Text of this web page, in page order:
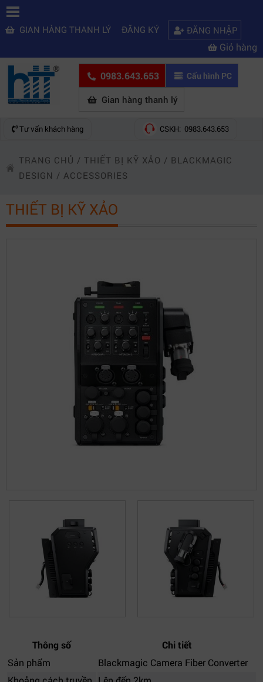
GIAN HÀNG THANH LÝ ĐĂNG KÝ ĐĂNG NHẬP
Giỏ hàng
0983.643.653 Cấu hình PC
Gian hàng thanh lý
Tư vấn khách hàng CSKH: 0983.643.653
TRANG CHỦ / THIẾT BỊ KỸ XẢO / BLACKMAGIC
DESIGN / ACCESSORIES
THIẾT BỊ KỸ XẢO
Thông số
Chi tiết
Sản phẩm
Blackmagic Camera Fiber Converter